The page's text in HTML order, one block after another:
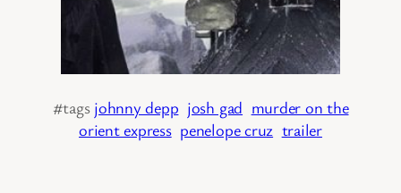
#tags johnny depp josh gad murder on the
orient express penelope cruz trailer